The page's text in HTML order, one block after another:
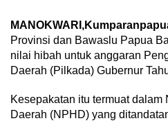
Provinsi dan Bawaslu Papua
nilai hibah untuk anggaran
Daerah (Pilkada) Gubernur
Kesepakatan itu termuat
Daerah (NPHD) yang